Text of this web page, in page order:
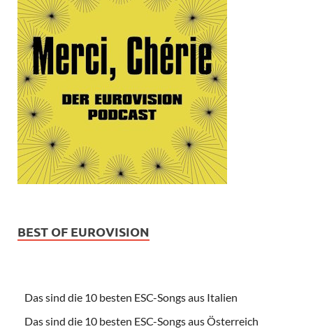
BEST OF EUROVISION
Das sind die 10 besten ESC-Songs aus Italien
Das sind die 10 besten ESC-Songs aus Österreich